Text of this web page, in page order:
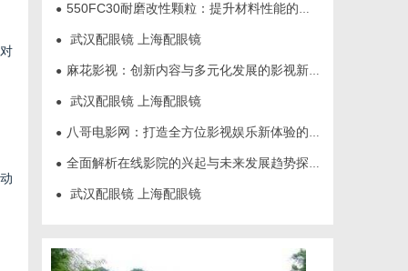
● 550FC30耐磨改性颗粒：提升材料性能的新选择
● 武汉配眼镜 上海配眼镜
● 麻花影视：创新内容与多元化发展的影视新势力
● 武汉配眼镜 上海配眼镜
● 八哥电影网：打造全方位影视娱乐新体验的平台解析
● 全面解析在线影院的兴起与未来发展趋势探讨
● 武汉配眼镜 上海配眼镜